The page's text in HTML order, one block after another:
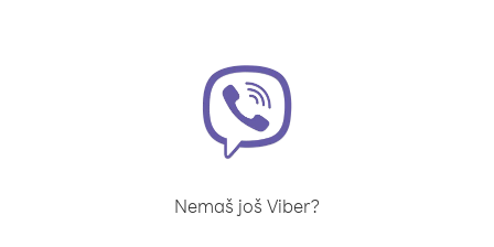
Nemaš još Viber?